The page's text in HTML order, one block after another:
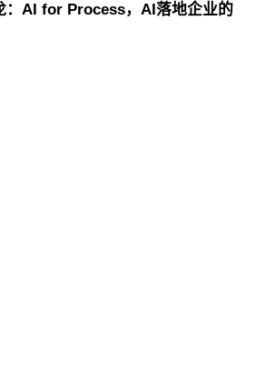
：AI for Process，AI落地企业的